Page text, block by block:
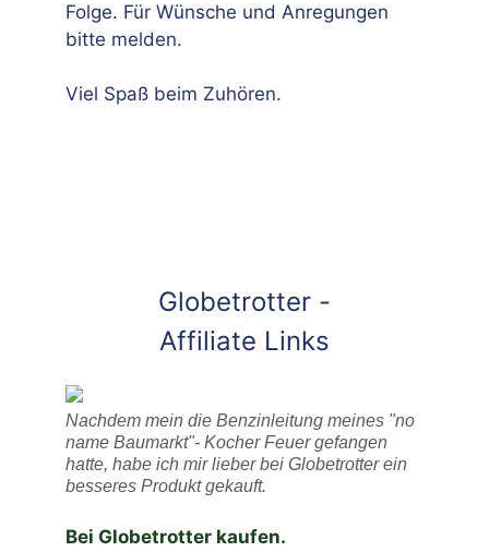
Folge. Für Wünsche und Anregungen
bitte melden.
Viel Spaß beim Zuhören.
Globetrotter -
Affiliate Links
Nachdem mein die Benzinleitung meines "no
name Baumarkt"- Kocher Feuer gefangen
hatte, habe ich mir lieber bei Globetrotter ein
besseres Produkt gekauft.
Bei Globetrotter kaufen.